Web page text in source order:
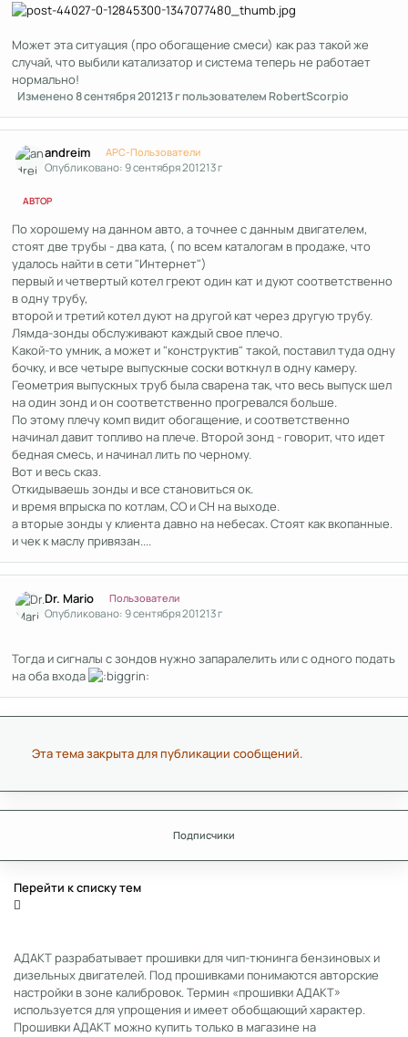
Может эта ситуация (про обогащение смеси) как раз такой же
случай, что выбили катализатор и система теперь не работает
нормально!
Изменено8 сентября 201213 гпользователем RobertScorpio
andreim APC-Пользователи
Опубликовано:9 сентября 201213 г
АВТОР
По хорошему на данном авто, а точнее с данным двигателем,
стоят две трубы - два ката, ( по всем каталогам в продаже, что
удалось найти в сети "Интернет")
первый и четвертый котел греют один кат и дуют соответственно
в одну трубу,
второй и третий котел дуют на другой кат через другую трубу.
Лямда-зонды обслуживают каждый свое плечо.
Какой-то умник, а может и "конструктив" такой, поставил туда одну
бочку, и все четыре выпускные соски воткнул в одну камеру.
Геометрия выпускных труб была сварена так, что весь выпуск шел
на один зонд и он соответственно прогревался больше.
По этому плечу комп видит обогащение, и соответственно
начинал давит топливо на плече. Второй зонд - говорит, что идет
бедная смесь, и начинал лить по черному.
Вот и весь сказ.
Откидываешь зонды и все становиться ок.
и время впрыска по котлам, СО и СН на выходе.
а вторые зонды у клиента давно на небесах. Стоят как вкопанные.
и чек к маслу привязан....
Dr. Mario Пользователи
Опубликовано:9 сентября 201213 г
Тогда и сигналы с зондов нужно запаралелить или с одного подать
на оба входа
Эта тема закрыта для публикации сообщений.
Подписчики
Перейти к списку тем
АДАКТ разрабатывает прошивки для чип-тюнинга бензиновых и
дизельных двигателей. Под прошивками понимаются авторские
настройки в зоне калибровок. Термин «прошивки АДАКТ»
используется для упрощения и имеет обобщающий характер.
Прошивки АДАКТ можно купить только в магазине на